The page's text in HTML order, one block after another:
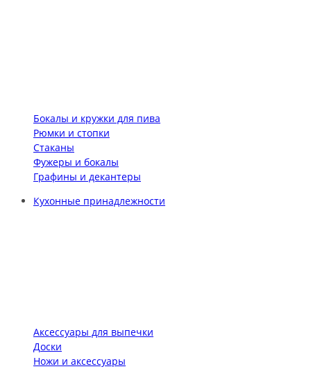
Бокалы и кружки для пива
Рюмки и стопки
Стаканы
Фужеры и бокалы
Графины и декантеры
Кухонные принадлежности
Аксессуары для выпечки
Доски
Ножи и аксессуары